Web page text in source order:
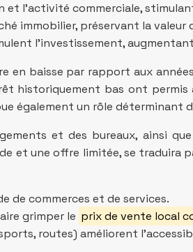
et l’activité commerciale,
immobilier, préservant la valeur
l’investissement,
en baisse par rapport aux
historiquement bas ont
également un rôle déterminant
et des bureaux, ainsi
et une offre limitée, se traduira
de commerces et de services.
grimper le prix de vente local
routes) améliorent